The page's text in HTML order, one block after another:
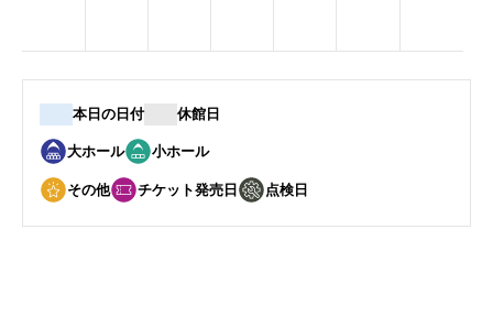
本日の日付 休館日
大ホール 小ホール
その他 チケット発売日 点検日